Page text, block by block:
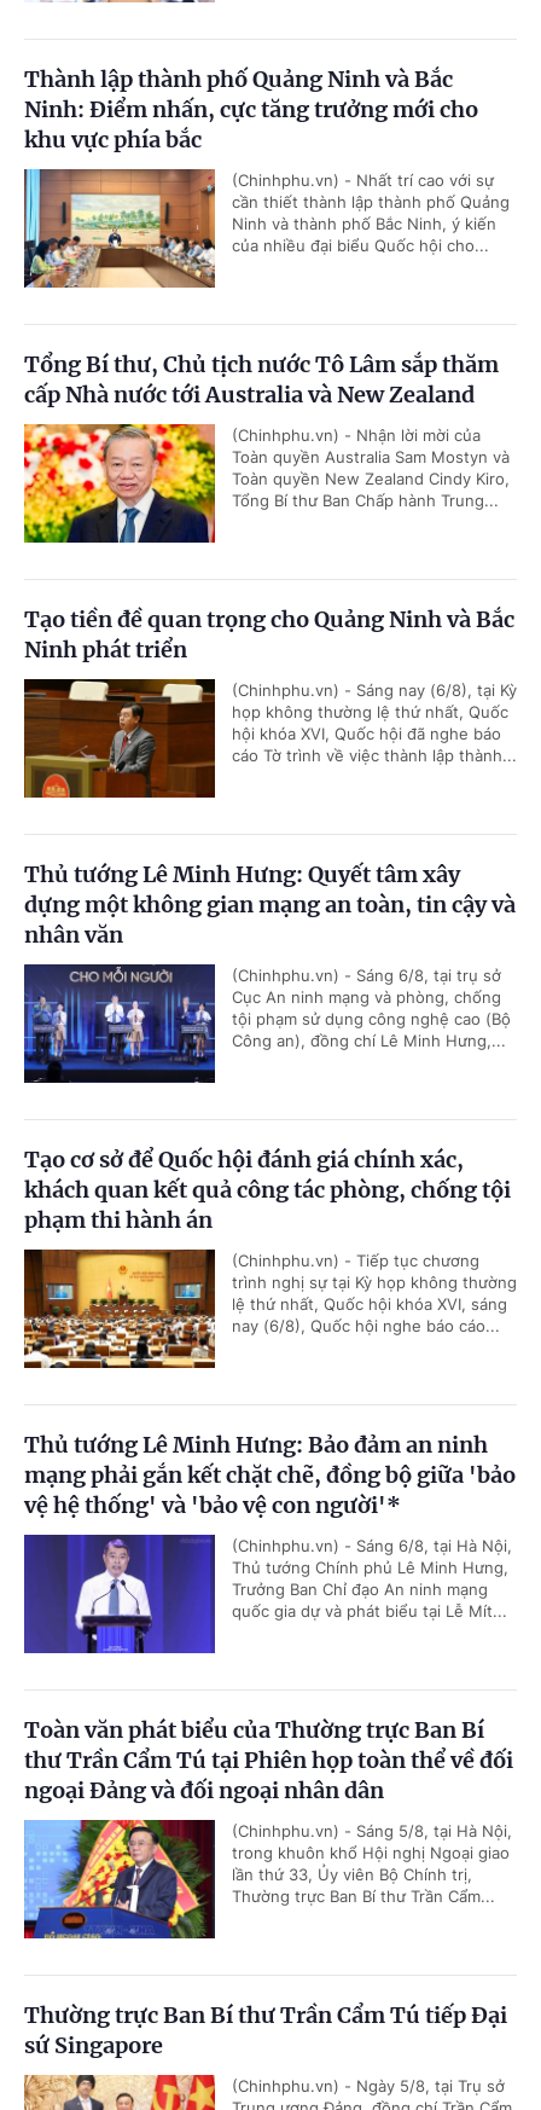
Thành lập thành phố Quảng Ninh và Bắc
Ninh: Điểm nhấn, cực tăng trưởng mới cho
khu vực phía bắc
(Chinhphu.vn) - Nhất trí cao với sự
cần thiết thành lập thành phố Quảng
Ninh và thành phố Bắc Ninh, ý kiến
của nhiều đại biểu Quốc hội cho...
Tổng Bí thư, Chủ tịch nước Tô Lâm sắp thăm
cấp Nhà nước tới Australia và New Zealand
(Chinhphu.vn) - Nhận lời mời của
Toàn quyền Australia Sam Mostyn và
Toàn quyền New Zealand Cindy Kiro,
Tổng Bí thư Ban Chấp hành Trung...
Tạo tiền đề quan trọng cho Quảng Ninh và Bắc
Ninh phát triển
(Chinhphu.vn) - Sáng nay (6/8), tại Kỳ
họp không thường lệ thứ nhất, Quốc
hội khóa XVI, Quốc hội đã nghe báo
cáo Tờ trình về việc thành lập thành...
Thủ tướng Lê Minh Hưng: Quyết tâm xây
dựng một không gian mạng an toàn, tin cậy và
nhân văn
(Chinhphu.vn) - Sáng 6/8, tại trụ sở
Cục An ninh mạng và phòng, chống
tội phạm sử dụng công nghệ cao (Bộ
Công an), đồng chí Lê Minh Hưng,...
Tạo cơ sở để Quốc hội đánh giá chính xác,
khách quan kết quả công tác phòng, chống tội
phạm thi hành án
(Chinhphu.vn) - Tiếp tục chương
trình nghị sự tại Kỳ họp không thường
lệ thứ nhất, Quốc hội khóa XVI, sáng
nay (6/8), Quốc hội nghe báo cáo...
Thủ tướng Lê Minh Hưng: Bảo đảm an ninh
mạng phải gắn kết chặt chẽ, đồng bộ giữa 'bảo
vệ hệ thống' và 'bảo vệ con người'*
(Chinhphu.vn) - Sáng 6/8, tại Hà Nội,
Thủ tướng Chính phủ Lê Minh Hưng,
Trưởng Ban Chỉ đạo An ninh mạng
quốc gia dự và phát biểu tại Lễ Mít...
Toàn văn phát biểu của Thường trực Ban Bí
thư Trần Cẩm Tú tại Phiên họp toàn thể về đối
ngoại Đảng và đối ngoại nhân dân
(Chinhphu.vn) - Sáng 5/8, tại Hà Nội,
trong khuôn khổ Hội nghị Ngoại giao
lần thứ 33, Ủy viên Bộ Chính trị,
Thường trực Ban Bí thư Trần Cẩm...
Thường trực Ban Bí thư Trần Cẩm Tú tiếp Đại
sứ Singapore
(Chinhphu.vn) - Ngày 5/8, tại Trụ sở